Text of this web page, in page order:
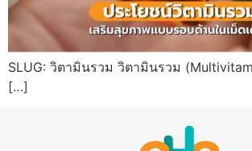
SLUG: วิตามินรวม วิตามินรวม
[…]